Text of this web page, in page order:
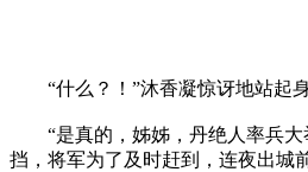
“什么？！”沐香凝惊讶地站起身
“是真的，姊姊，丹绝人率兵大
挡，将军为了及时赶到，连夜出城